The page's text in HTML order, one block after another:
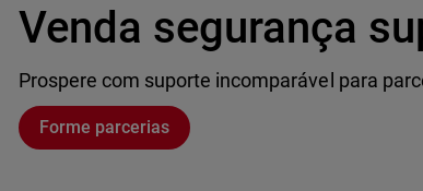
Venda segurança
Prospere com suporte incomparável para
Forme parcerias